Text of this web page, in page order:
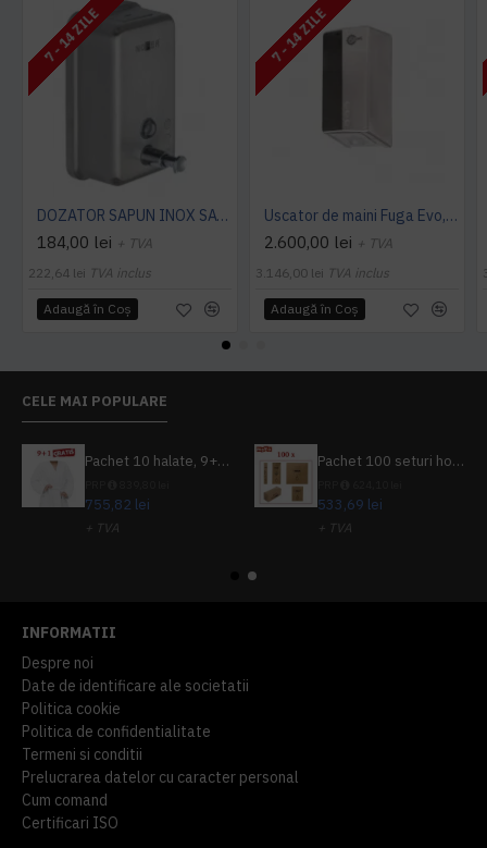
7 - 14 ZILE
DOZATOR SAPUN INOX SATINAT 1200ml,NOFER
184,00 lei + TVA
222,64 lei TVA inclus
Adaugă în Coş
7 - 14 ZILE
Uscator de maini Fuga Evo, UV si filtru HEPA, inox satinat
2.600,00 lei + TVA
3.146,00 lei TVA inclus
Adaugă în Coş
CELE MAI POPULARE
Pachet 10 halate, 9+1 gratuit
755,82 lei
+ TVA
Pachet 100 seturi hoteliere, set dentar, set barbierit, casca de dus, pila unghii, set cusut
533,69 lei
+ TVA
INFORMATII
Despre noi
Date de identificare ale societatii
Politica cookie
Politica de confidentialitate
Termeni si conditii
Prelucrarea datelor cu caracter personal
Cum comand
Certificari ISO